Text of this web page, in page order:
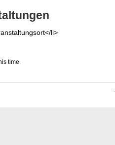
li>
time.